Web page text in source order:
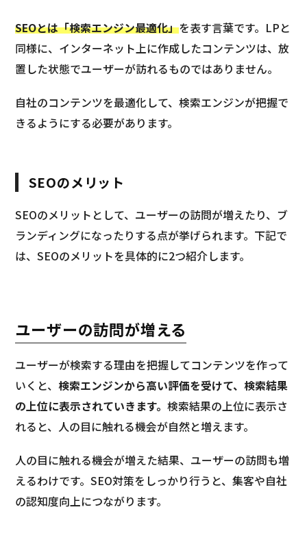
SEOとは「検索エンジン最適化」を表す言葉です。LPと
同様に、インターネット上に作成したコンテンツは、放
置した状態でユーザーが訪れるものではありません。
自社のコンテンツを最適化して、検索エンジンが把握で
きるようにする必要があります。
SEOのメリット
SEOのメリットとして、ユーザーの訪問が増えたり、ブ
ランディングになったりする点が挙げられます。下記で
は、SEOのメリットを具体的に2つ紹介します。
ユーザーの訪問が増える
ユーザーが検索する理由を把握してコンテンツを作って
いくと、 検索エンジンから高い評価を受けて、検索結果
の上位に表示されていきます。検索結果の上位に表示さ
れると、人の目に触れる機会が自然と増えます。
人の目に触れる機会が増えた結果、ユーザーの訪問も増
えるわけです。SEO対策をしっかり行うと、集客や自社
の認知度向上につながります。